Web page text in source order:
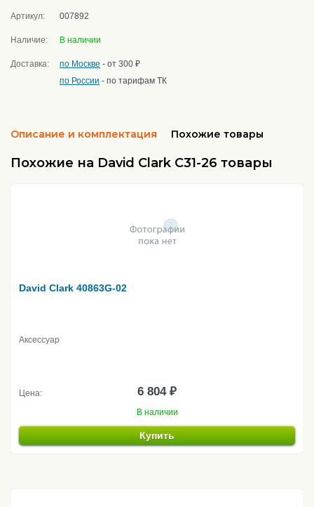
Артикул: 007892
Наличие: В наличии
Доставка: по Москве - от 300 ₽
по России - по тарифам ТК
Описание и комплектация Похожие товары
Похожие на David Clark C31-26 товары
David Clark 40863G-02
Аксессуар
Цена: 6 804 ₽
В наличии
Купить